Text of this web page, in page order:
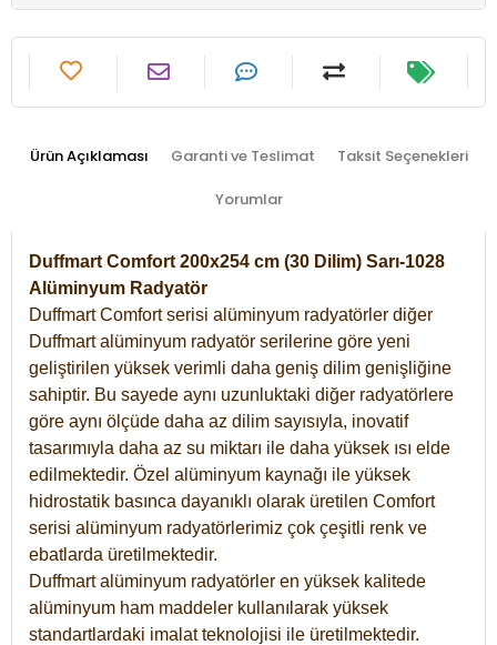
Ürün Açıklaması Garanti ve Teslimat Taksit Seçenekleri
Yorumlar
Duffmart Comfort 200x254 cm (30 Dilim) Sarı-1028
Alüminyum Radyatör
Duffmart Comfort serisi alüminyum radyatörler diğer
Duffmart alüminyum radyatör serilerine göre yeni
geliştirilen yüksek verimli daha geniş dilim genişliğine
sahiptir. Bu sayede aynı uzunluktaki diğer radyatörlere
göre aynı ölçüde daha az dilim sayısıyla, inovatif
tasarımıyla daha az su miktarı ile daha yüksek ısı elde
edilmektedir. Özel alüminyum kaynağı ile yüksek
hidrostatik basınca dayanıklı olarak üretilen Comfort
serisi alüminyum radyatörlerimiz çok çeşitli renk ve
ebatlarda üretilmektedir.
Duffmart alüminyum radyatörler en yüksek kalitede
alüminyum ham maddeler kullanılarak yüksek
standartlardaki imalat teknolojisi ile üretilmektedir.